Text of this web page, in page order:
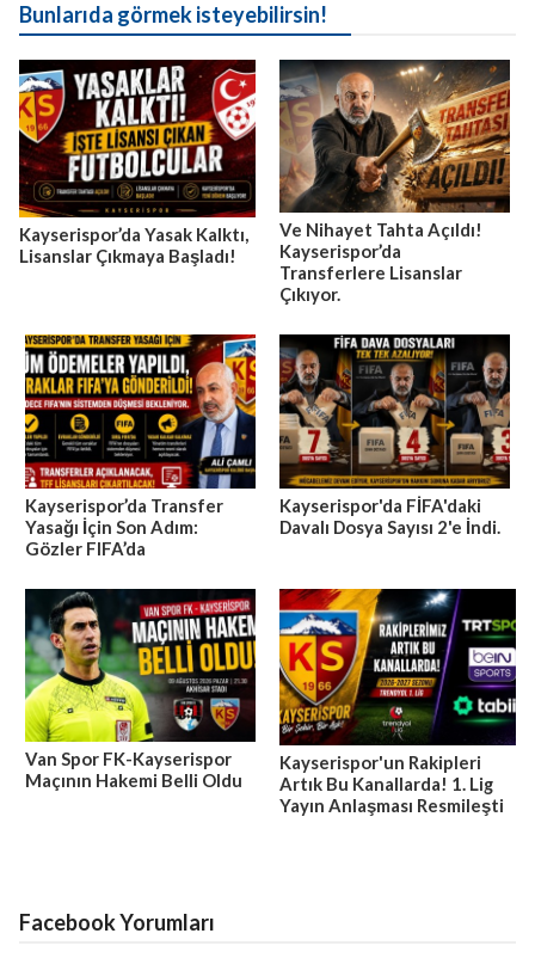
Bunlarıda görmek isteyebilirsin!
Kayserispor’da Yasak Kalktı,
Lisanslar Çıkmaya Başladı!
Ve Nihayet Tahta Açıldı!
Kayserispor’da
Transferlere Lisanslar
Çıkıyor.
Kayserispor’da Transfer
Yasağı İçin Son Adım:
Gözler FIFA’da
Kayserispor'da FİFA'daki
Davalı Dosya Sayısı 2'e İndi.
Van Spor FK-Kayserispor
Maçının Hakemi Belli Oldu
Kayserispor'un Rakipleri
Artık Bu Kanallarda! 1. Lig
Yayın Anlaşması Resmileşti
Facebook Yorumları